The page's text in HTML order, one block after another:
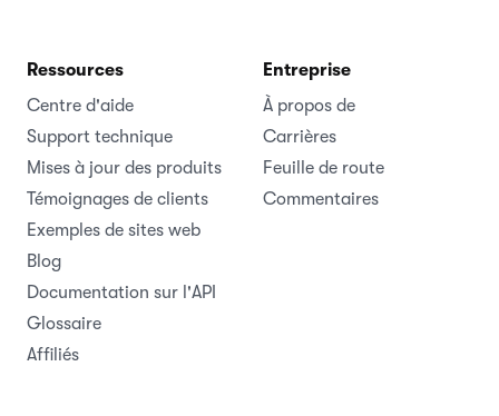
Ressources
Centre d'aide
Support technique
Mises à jour des produits
Témoignages de clients
Exemples de sites web
Blog
Documentation sur l'API
Glossaire
Affiliés
Entreprise
À propos de
Carrières
Feuille de route
Commentaires